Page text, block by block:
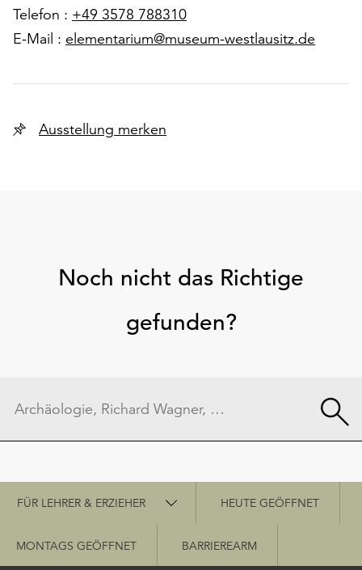
Telefon : +49 3578 788310
E-Mail : elementarium@museum-westlausitz.de
Ausstellung merken
Noch nicht das Richtige
gefunden?
Schnellzugriff
FÜR LEHRER & ERZIEHER HEUTE GEÖFFNET
MONTAGS GEÖFFNET BARRIEREARM